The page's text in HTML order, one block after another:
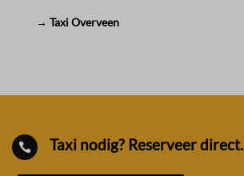
→ Taxi Overveen
 Taxi nodig? Reserveer direct.